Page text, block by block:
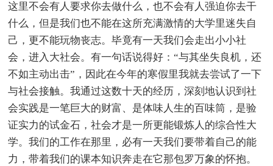
这里不会有人要求你去做什么，也不会有人强迫你去干
什么，但是我们也不能在这所充满激情的大学里迷失自
己，更不能玩物丧志。毕竟有一天我们会走出小小社
会，进入大社会。有一句话说得好：“与其坐失良机，还
不如主动出击”，因此在今年的寒假里我就去尝试了一下
与社会接触。我通过这数十天的经历，深刻地认识到社
会实践是一笔巨大的财富、是体味人生的百味筒，是验
证实力的试金石，社会才是一所更能锻炼人的综合性大
学。我们的工作在那里，必有一天我们要带着自己的能
力，带着我们的课本知识奔走在它那包罗万象的怀抱。